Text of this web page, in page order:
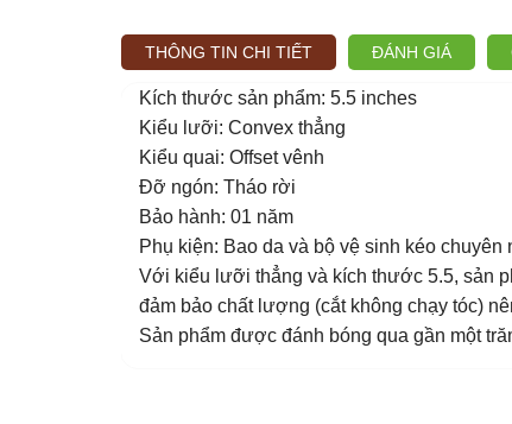
THÔNG TIN CHI TIẾT ĐÁNH GIÁ
Kích thước sản phẩm: 5.5 inches
Kiểu lưỡi: Convex thẳng
Kiểu quai: Offset vênh
Đỡ ngón: Tháo rời
Bảo hành: 01 năm
Phụ kiện: Bao da và bộ vệ sinh kéo chuyên
Với kiểu lưỡi thẳng và kích thước 5.5, sản
đảm bảo chất lượng (cắt không chạy tóc)
Sản phẩm được đánh bóng qua gần một